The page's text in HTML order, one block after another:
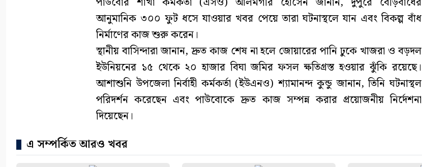
আনুমানিক ৩০০ ফুট ধসে যাওয়ার খবর পেয়ে তারা ঘটনাস্থলে যান এবং বিকল্প বাঁধ
নির্মাণের কাজ শুরু করেন।
স্থানীয় বাসিন্দারা জানান, দ্রুত কাজ শেষ না হলে জোয়ারের পানি ঢুকে খাজরা ও বড়দল
ইউনিয়নের ১৫ থেকে ২০ হাজার বিঘা জমির ফসল ক্ষতিগ্রস্ত হওয়ার ঝুঁকি রয়েছে।
আশাশুনি উপজেলা নির্বাহী কর্মকর্তা (ইউএনও) শ্যামানন্দ কুন্ডু জানান, তিনি ঘটনাস্থল
পরিদর্শন করেছেন এবং পাউবোকে দ্রুত কাজ সম্পন্ন করার প্রয়োজনীয় নির্দেশনা
দিয়েছেন।
এ সম্পর্কিত আরও খবর